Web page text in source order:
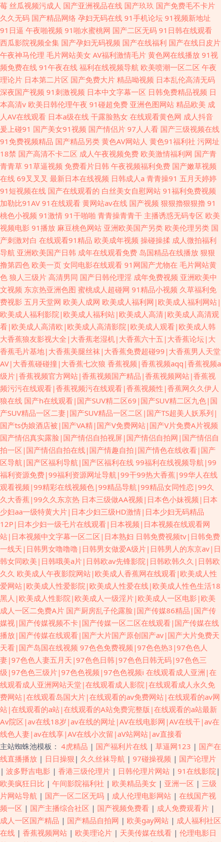
莓 丝瓜视频污成人 国产亚洲视品在线 国产玖玖 国产免费毛不卡片
久久无码 国产精品网络 孕妇无码在线 91手机论坛 91视频新地址
91日逼 午夜啪视频 91啪水蜜桃网 国产二区无码 91日韩在线观看
西瓜影院视频全集 国产孕妇无码视频 国产在线福利 国产在线日皮片
午夜神马伦理 毛片网站美女 AV福利激情毛片 黄色网在线播放 91视
频免费在线 91午夜在线 福利在线视频导航 欧美喷潮一区二区 午夜
理论片 日本第二片区 国产免费大片 精品呦视频 日本乱伦高清无码
深夜国产视频 91刺激视频 日本中文字幕一区 日韩免费精品视频 日
本高清v 欧美日韩伦理午夜 91碰超免费 亚洲色图网站 精品欧美 成
人AV在线观看 日本a级在线 干露脸熟女 在线观看黄色网 成人抖音
爰上碰91 国产美女91视频 国产情侣片 97人人看 国产三级视频在线
91免费视频精品 国产精品另类 黄色AV网站人 黄色91福利社 污网址
18禁 国产高清不卡二区 成人午夜视频免费 欧美激情福利网 国产青
青青草 91草逼视频 免费看片日韩 午夜视频福利免费 国产嫩草视频
在线 69叉叉叉 最新日本在线视频 日韩成人a 青青操91 五月天婷婷
91短视频在线 国产在线观看的 白丝美女自慰网站 91福利免费视频
加勒比91AV 91在线观看 黄网站av在线 国产视频 狠狠擼狠狠擼 91
桃色小视频 91激情 91干啪啪 青青操青青干 主播诱惑无码专区 欧美
视频电影 91播放 麻豆桃色网站 亚洲欧美国产另类 欧美伦理另类 国
产刺激对白 在线观看91精品 欧美成年视频 操碰操揉 成人微拍福利
导航 亚洲欧美国产日韩 成年在线观看免费 岛国精品在线播放 狠狠
撸第四色 欧美一页 女同电影在线观看 91网国产尤物在 毛片网站黄
色 狼人三级片 高清男同 国产日韩伦理淫 成年免费视频 亚洲欧美中
文视频 东京热亚洲色图 蜜桃成人超碰网 91精品小视频 久草福利免
费视影 五月天堂网 欧美人成网 欧美成人福利网|欧美成人福利网站|
欧美成人福利影院|欧美成人福利站|欧美成人高清|欧美成人高清观
看|欧美成人高清欧|欧美成人高清影院|欧美成人观看|欧美成人韩
大香蕉狼友影视大全|大香蕉老湿机|大香蕉六十五|大香蕉论坛|大
香蕉毛片基地|大香蕉美腿丝袜|大香蕉免费超碰99|大香蕉男人天堂
AV|大香蕉碰碰撞|大香蕉七次狼 香蕉视频|香蕉视频aqq|香蕉视频a
级片|香蕉视频官方网站|香蕉视频国产精品|香蕉视频网站|香蕉视
频污污在线观看|香蕉视频污在线观看|香蕉视频性|香蕉网久久伊人
狼在线 国产h在线观看|国产SUV精二区69|国产SUV精二区九色|国
产SUV精品一区二妻|国产SUV精品一区二区|国产TS超美人妖系列|
国产ts伪娘酒店被|国产VA精|国产V免费网站|国产V片免费A片视频
国产情侣真实露脸|国产情侣自拍视屏|国产情侣自拍网|国产情侣自
拍一区|国产情侣自拍在线|国产情趣自拍|国产情色在线收看|国产
区导航|国产区福利导航|国产区福利在线 99福利在线视频导航|99
福利资源免费|99福利资源网址导航|99干99热大香蕉|99华人在线
观看视频|99精彩在线视频色|99精品导航|99精品女同性恋|99久
久大香蕉|99久久东京热 日本三级做AA视频|日本色小妹视频|日本
少妇aa一级特黄大片|日本少妇三级HD激情|日本少妇无码精品
12P|日本少妇一级乇片在线观看|日本视频|日本视频在线观看网
站|日本视频中文字幕一区二区|日本熟妇 日韩免费视频tv|日韩免费
一线天|日韩男女噜噜噜|日韩男女做爱A级片|日韩男人的东京av|日
韩女同欧美|日韩哦美a片|日韩欧av先锋影院|日韩欧韩久久|日韩欧
久久 欧美成人午夜影院网站|欧美成人香蕉网在线观看|欧美成人性
爱网站|欧美成人性爱影院|欧美成人性爱在线|欧美成人性色生活18
黑人|欧美成人性影院|欧美成人一级淫片|欧美成人一区电影|欧美
成人一区二免费A片 国产厨房乱子伦露脸|国产传媒86精品|国产传
媒视|国产传媒视频不卡|国产传媒一区二区在线观看|国产传媒在线
播放|国产传媒在线观看|国产大片国产原创国产av|国产大片免费天
天看|国产岛国在线视频 97色色免费视频|97色色热3|97色色人
妻|97色色人妻五月天|97色色日韩|97色色日韩无码|97色色三
级|97色色三级片|97色色视频|97色色视频i 在线观看成人亚洲|在
线观看成人亚洲网站天堂|在线观看成人影院|在线观看成人永久免
费网站|在线观看岛国大片|在线观看的av免费网站|在线观看的av网
站|在线观看的a站|在线观看的A站免费完整版|在线观看的a站最新
Av院区|av在线18岁|av在线的网址|AV在线电影网|AV在线干|av在
线色人妻|av在线享|AV在线小次留|aV站网站|av直接看
主站蜘蛛池模板： 4虎精品 | 国产福利片在线 | 草逼网123 | 国产在
线直播播放 | 日日操狠 | 久久丝袜导航 | 97碰操视频 | 国产论理片
| 波多野吉电影 | 香港三级伦理片 | 日韩伦理片网站 | 91在线影院|
欧美疯狂日比 | 午间影院福利社 | 欧美精品美女 | 亚洲一区 | 三级
片网站导航 | 国产一区二区无吗 | 成人伦理电影网站 | 在线国产视
频一区 | 国产主播综合社区 | 国产视频免费看 | 成人免费观看片 |
成人一区国产精品 | 国产精品自拍网 | 欧美gay网站 | 成人福利社区
在线 | 香蕉视频网站 | 欧美理论片 | 天美传媒在线看 | 伦理电影日